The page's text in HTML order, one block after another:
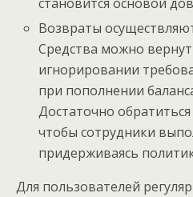
становится основой
Возвраты
Средства можно
игнорировании
при пополнении
Достаточно
чтобы сотрудники
придерживаясь
Для пользователей